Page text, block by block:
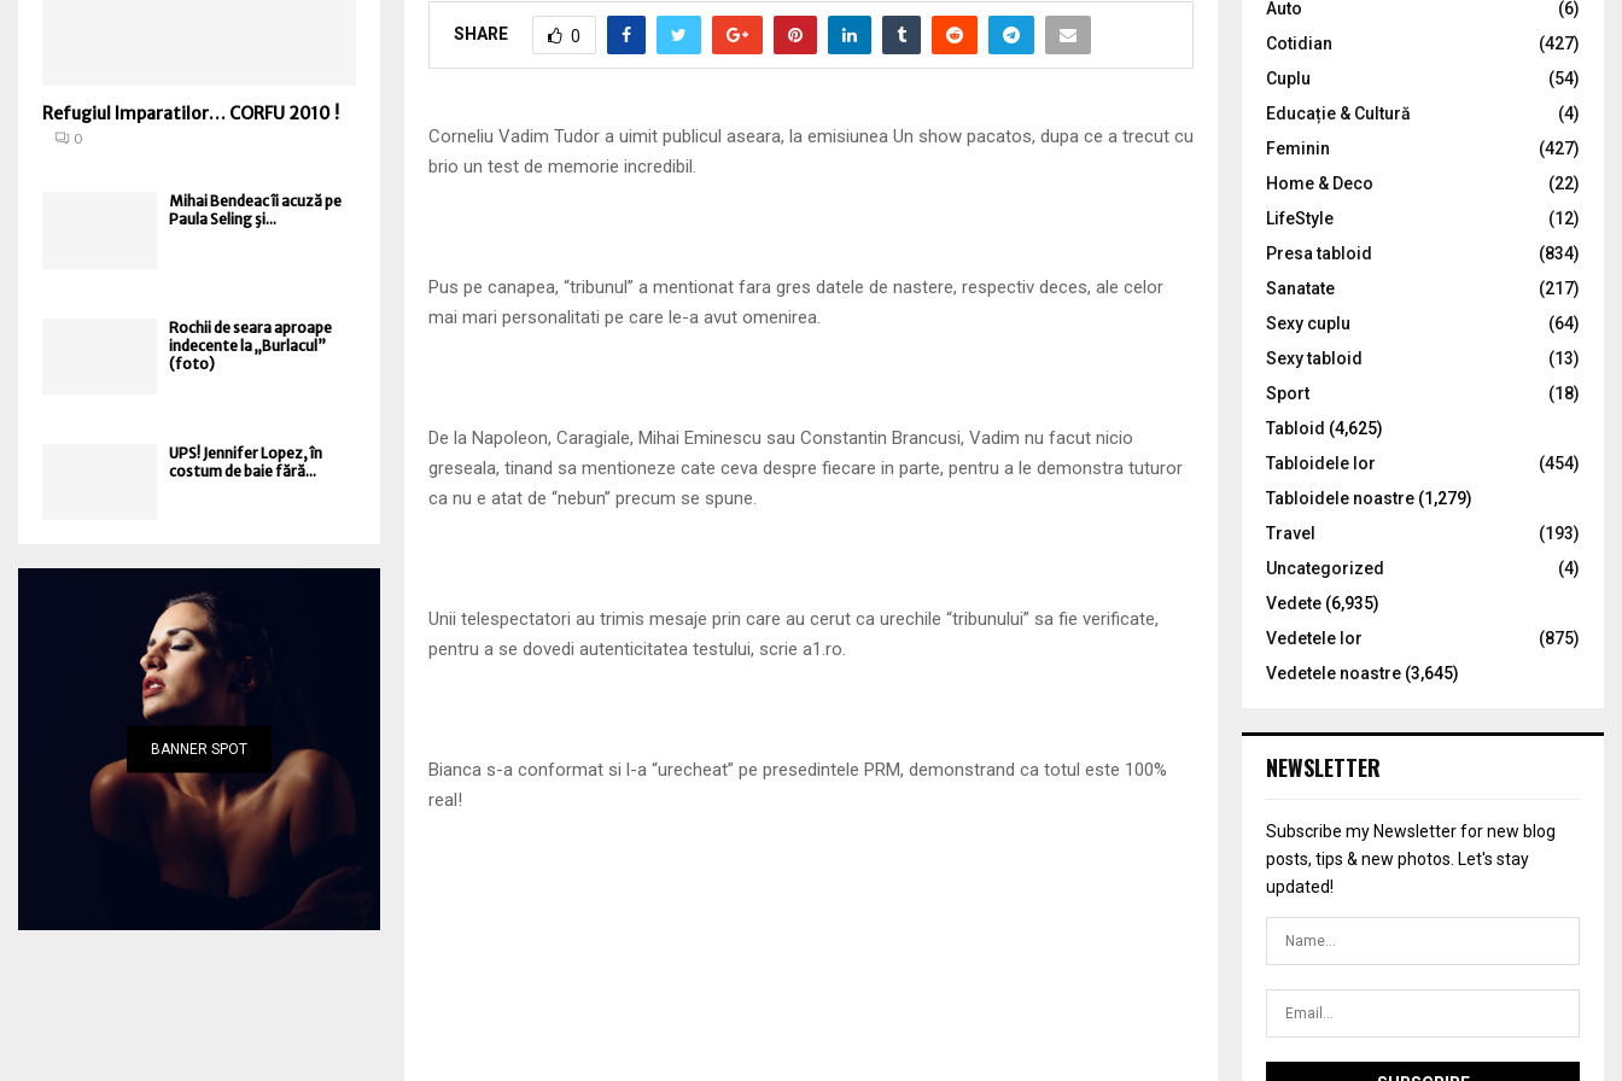
SHARE 0
Corneliu Vadim Tudor a uimit publicul aseara, la emisiunea Un show pacatos, dupa ce a trecut cu
brio un test de memorie incredibil.
Pus pe canapea, “tribunul” a mentionat fara gres datele de nastere, respectiv deces, ale celor
mai mari personalitati pe care le-a avut omenirea.
De la Napoleon, Caragiale, Mihai Eminescu sau Constantin Brancusi, Vadim nu facut nicio
greseala, tinand sa mentioneze cate ceva despre fiecare in parte, pentru a le demonstra tuturor
ca nu e atat de “nebun” precum se spune.
Unii telespectatori au trimis mesaje prin care au cerut ca urechile “tribunului” sa fie verificate,
pentru a se dovedi autenticitatea testului, scrie a1.ro.
Bianca s-a conformat si l-a “urecheat” pe presedintele PRM, demonstrand ca totul este 100%
real!
Refugiul Imparatilor… CORFU 2010 !
0
Mihai Bendeac îi acuză pe
Paula Seling şi...
Rochii de seara aproape
indecente la „Burlacul”
(foto)
UPS! Jennifer Lopez, în
costum de baie fără...
BANNER SPOT
:
C
Auto
(6)
Cotidian
(427)
Cuplu
(54)
Educație & Cultură
(4)
Feminin
(427)
Home & Deco
(22)
LifeStyle
(12)
Presa tabloid
(834)
Sanatate
(217)
Sexy cuplu
(64)
Sexy tabloid
(13)
Sport
(18)
Tabloid (4,625)
Tabloidele lor
(454)
Tabloidele noastre (1,279)
Travel
(193)
Uncategorized
(4)
Vedete (6,935)
Vedetele lor
(875)
Vedetele noastre (3,645)
NEWSLETTER
Subscribe my Newsletter for new blog
posts, tips & new photos. Let's stay
updated!